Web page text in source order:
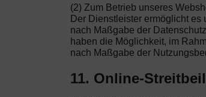
(2) Zum Betrieb unseres
Der Dienstleister ermöglicht
nach Maßgabe der
haben die Möglichkeit, im
nach Maßgabe der
11. Online-